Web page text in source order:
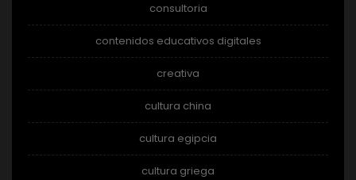
consultoria
contenidos educativos digitales
creativa
cultura china
cultura egipcia
cultura griega